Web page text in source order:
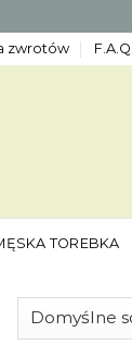
zwrotów F.A.Q
TOREBKA